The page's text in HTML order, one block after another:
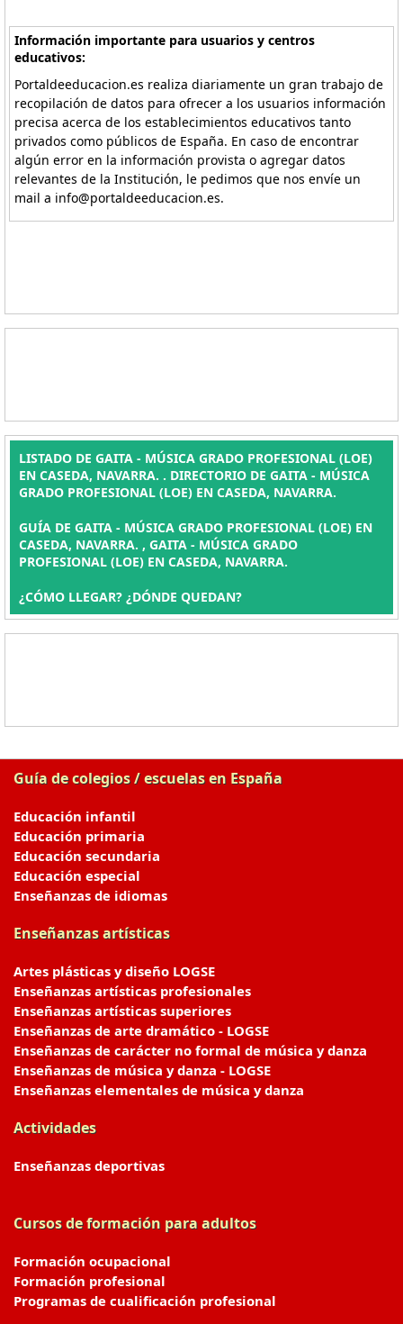
Información importante para usuarios y centros
educativos:
Portaldeeducacion.es realiza diariamente un gran trabajo de
recopilación de datos para ofrecer a los usuarios información
precisa acerca de los establecimientos educativos tanto
privados como públicos de España. En caso de encontrar
algún error en la información provista o agregar datos
relevantes de la Institución, le pedimos que nos envíe un
mail a info@portaldeeducacion.es.
LISTADO DE GAITA - MÚSICA GRADO PROFESIONAL (LOE)
EN CASEDA, NAVARRA. . DIRECTORIO DE GAITA - MÚSICA
GRADO PROFESIONAL (LOE) EN CASEDA, NAVARRA.
GUÍA DE GAITA - MÚSICA GRADO PROFESIONAL (LOE) EN
CASEDA, NAVARRA. , GAITA - MÚSICA GRADO
PROFESIONAL (LOE) EN CASEDA, NAVARRA.
¿CÓMO LLEGAR? ¿DÓNDE QUEDAN?
Guía de colegios / escuelas en España
Educación infantil
Educación primaria
Educación secundaria
Educación especial
Enseñanzas de idiomas
Enseñanzas artísticas
Artes plásticas y diseño LOGSE
Enseñanzas artísticas profesionales
Enseñanzas artísticas superiores
Enseñanzas de arte dramático - LOGSE
Enseñanzas de carácter no formal de música y danza
Enseñanzas de música y danza - LOGSE
Enseñanzas elementales de música y danza
Actividades
Enseñanzas deportivas
Cursos de formación para adultos
Formación ocupacional
Formación profesional
Programas de cualificación profesional